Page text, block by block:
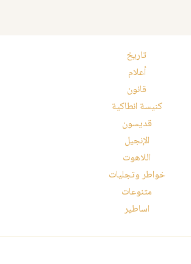
تاريخ
أعلام
قانون
كنيسة انطاكية
قديسون
الإنجيل
اللاهوت
خواطر وتجليات
متنوعات
اساطير